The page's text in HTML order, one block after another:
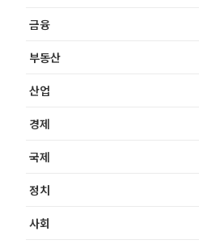
금융
부동산
산업
경제
국제
정치
사회